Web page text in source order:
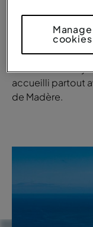
L’île de
Imaginez un
calme et
accueilli partout
de Madère.
Manage
cookies